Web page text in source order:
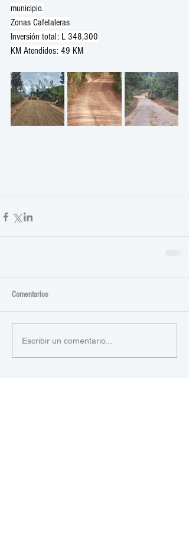
municipio.
Zonas Cafetaleras
Inversión total: L 348,300
KM Atendidos: 49 KM
Comentarios
Escribir un comentario...